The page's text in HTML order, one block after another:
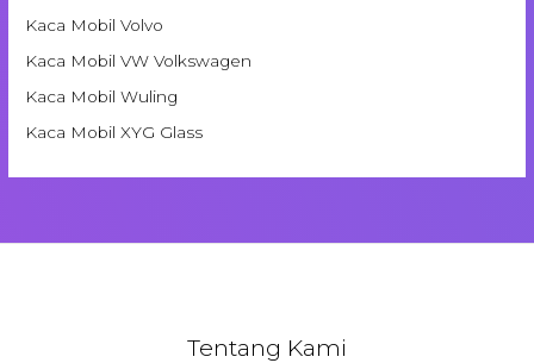
Kaca Mobil Volvo
Kaca Mobil VW Volkswagen
Kaca Mobil Wuling
Kaca Mobil XYG Glass
Tentang Kami